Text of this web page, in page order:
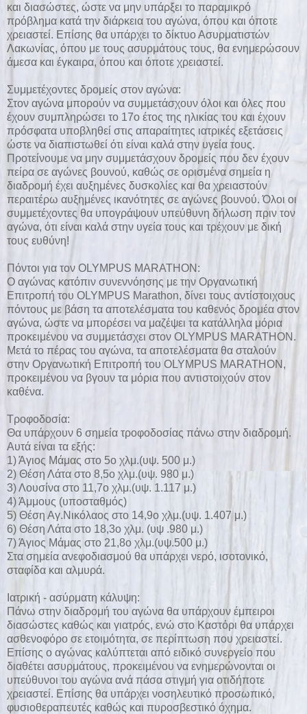
και διασώστες, ώστε να μην υπάρξει το παραμικρό
πρόβλημα κατά την διάρκεια του αγώνα, όπου και όποτε
χρειαστεί. Επίσης θα υπάρχει το δίκτυο Ασυρματιστών
Λακωνίας, όπου με τους ασυρμάτους τους, θα ενημερώσουν
άμεσα και έγκαιρα, όπου και όποτε χρειαστεί.
Συμμετέχοντες δρομείς στον αγώνα:
Στον αγώνα μπορούν να συμμετάσχουν όλοι και όλες που
έχουν συμπληρώσει το 17ο έτος της ηλικίας του και έχουν
πρόσφατα υποβληθεί στις απαραίτητες ιατρικές εξετάσεις
ώστε να διαπιστωθεί ότι είναι καλά στην υγεία τους.
Προτείνουμε να μην συμμετάσχουν δρομείς που δεν έχουν
πείρα σε αγώνες βουνού, καθώς σε ορισμένα σημεία η
διαδρομή έχει αυξημένες δυσκολίες και θα χρειαστούν
περαιτέρω αυξημένες ικανότητες σε αγώνες βουνού. Όλοι οι
συμμετέχοντες θα υπογράψουν υπεύθυνη δήλωση πριν τον
αγώνα, ότι είναι καλά στην υγεία τους και τρέχουν με δική
τους ευθύνη!
Πόντοι για τον OLYMPUS MARATHON:
Ο αγώνας κατόπιν συνεννόησης με την Οργανωτική
Επιτροπή του OLYMPUS Marathon, δίνει τους αντίστοιχους
πόντους με βάση τα αποτελέσματα του καθενός δρομέα στον
αγώνα, ώστε να μπορέσει να μαζέψει τα κατάλληλα μόρια
προκειμένου να συμμετάσχει στον OLYMPUS MARATHON.
Μετά το πέρας του αγώνα, τα αποτελέσματα θα σταλούν
στην Οργανωτική Επιτροπή του OLYMPUS MARATHON,
προκειμένου να βγουν τα μόρια που αντιστοιχούν στον
καθένα.
Τροφοδοσία:
Θα υπάρχουν 6 σημεία τροφοδοσίας πάνω στην διαδρομή.
Αυτά είναι τα εξής:
1) Άγιος Μάμας στο 5o χλμ.(υψ. 500 μ.)
2) Θέση Λάτα στο 8,5ο χλμ.(υψ. 980 μ.)
3) Λουσίνα στο 11,7ο χλμ.(υψ. 1.117 μ.)
4) Άμμους (υποσταθμός)
5) Θέση Αγ.Νικόλαος στο 14,9ο χλμ.(υψ. 1.407 μ.)
6) Θέση Λάτα στο 18,3ο χλμ. (υψ .980 μ.)
7) Άγιος Μάμας στο 21,8o χλμ.(υψ.500 μ.)
Στα σημεία ανεφοδιασμού θα υπάρχει νερό, ισοτονικό,
σταφίδα και αλμυρά.
Ιατρική - ασύρματη κάλυψη:
Πάνω στην διαδρομή του αγώνα θα υπάρχουν έμπειροι
διασώστες καθώς και γιατρός, ενώ στο Καστόρι θα υπάρχει
ασθενοφόρο σε ετοιμότητα, σε περίπτωση που χρειαστεί.
Επίσης ο αγώνας καλύπτεται από ειδικό συνεργείο που
διαθέτει ασυρμάτους, προκειμένου να ενημερώνονται οι
υπεύθυνοι του αγώνα ανά πάσα στιγμή για οτιδήποτε
χρειαστεί. Επίσης θα υπάρχει νοσηλευτικό προσωπικό,
φυσιοθεραπευτές καθώς και πυροσβεστικό όχημα.